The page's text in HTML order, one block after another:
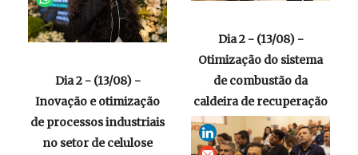
Dia 2 - (13/08) -
Otimização do sistema
de combustão da
caldeira de recuperação
Dia 2 - (13/08) -
Inovação e otimização
de processos industriais
no setor de celulose